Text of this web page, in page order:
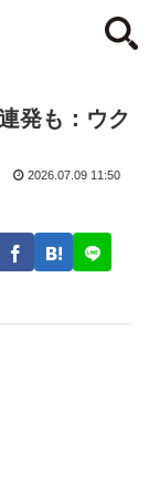
発も：ウク
2026.07.09 11:50